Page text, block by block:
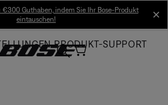
€300 Guthaben, indem Sie Ihr Bose-Produkt
eintauschen!
PRODUKT-SUPPORT